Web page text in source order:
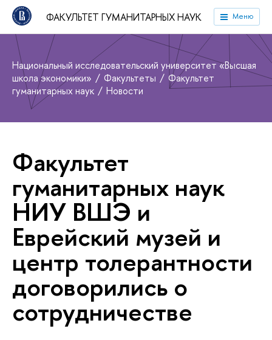
ФАКУЛЬТЕТ ГУМАНИТАРНЫХ НАУК Меню
Национальный исследовательский университет «Высшая
школа экономики»
Факультеты
Факультет
гуманитарных наук
Новости
Факультет
гуманитарных наук
НИУ ВШЭ и
Еврейский музей и
центр толерантности
договорились о
сотрудничестве